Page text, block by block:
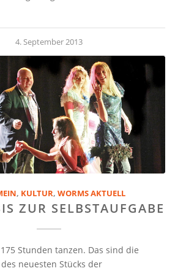
4. September 2013
, KULTUR,WORMS AKTUELL
ZUR SELBSTAUFGABE
Stunden tanzen. Das sind die
neuesten Stücks der